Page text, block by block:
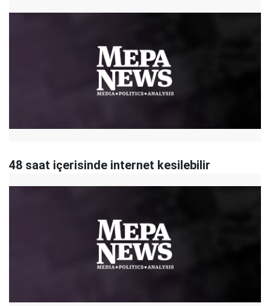
48 saat içerisinde internet kesilebilir